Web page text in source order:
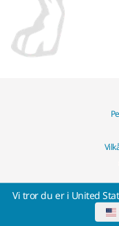
Vi tror du er i United